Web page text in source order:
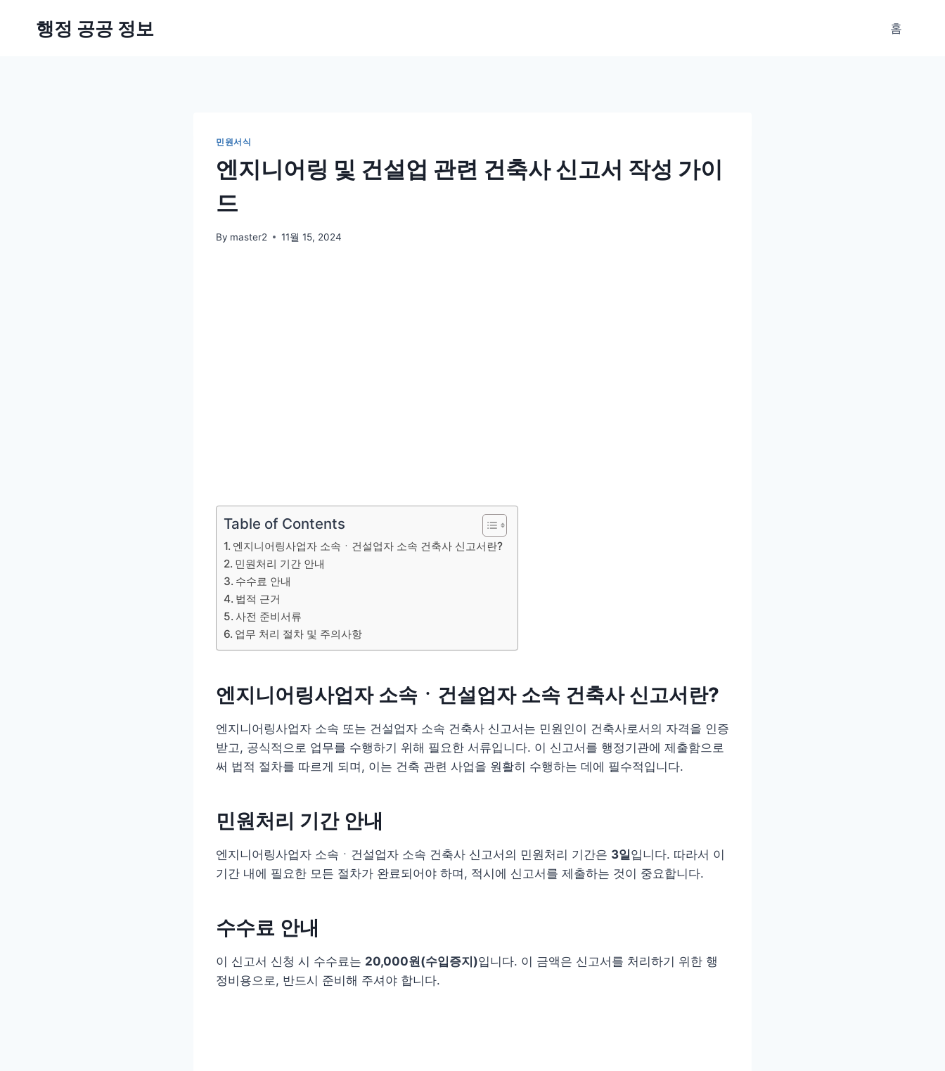
행정 공공 정보 홈
민원서식
엔지니어링 및 건설업 관련 건축사 신고서 작성 가이
드
By master2 11월 15, 2024
Table of Contents
엔지니어링사업자 소속ㆍ건설업자 소속 건축사 신고서란?
민원처리 기간 안내
수수료 안내
법적 근거
사전 준비서류
업무 처리 절차 및 주의사항
엔지니어링사업자 소속ㆍ건설업자 소속 건축사 신고서란?
엔지니어링사업자 소속 또는 건설업자 소속 건축사 신고서는 민원인이 건축사로서의 자격을 인증
받고, 공식적으로 업무를 수행하기 위해 필요한 서류입니다. 이 신고서를 행정기관에 제출함으로
써 법적 절차를 따르게 되며, 이는 건축 관련 사업을 원활히 수행하는 데에 필수적입니다.
민원처리 기간 안내
엔지니어링사업자 소속ㆍ건설업자 소속 건축사 신고서의 민원처리 기간은 3일입니다. 따라서 이
기간 내에 필요한 모든 절차가 완료되어야 하며, 적시에 신고서를 제출하는 것이 중요합니다.
수수료 안내
이 신고서 신청 시 수수료는 20,000원(수입증지)입니다. 이 금액은 신고서를 처리하기 위한 행
정비용으로, 반드시 준비해 주셔야 합니다.